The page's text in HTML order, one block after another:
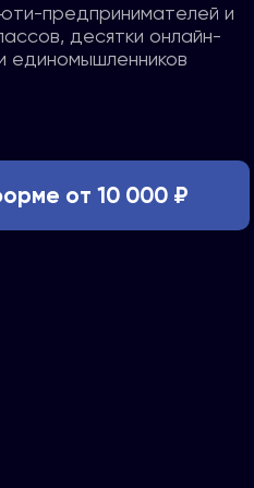
предпринимателей и
десятки онлайн-
единомышленников
от 10 000 ₽